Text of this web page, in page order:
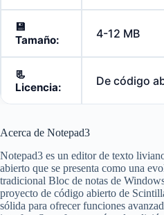
💾
Tamaño:
4-12 MB
📃
Licencia:
De código
Acerca de Notepad3
Notepad3 es un editor de texto
abierto que se presenta como una
tradicional Bloc de notas de
proyecto de código abierto de
sólida para ofrecer funciones